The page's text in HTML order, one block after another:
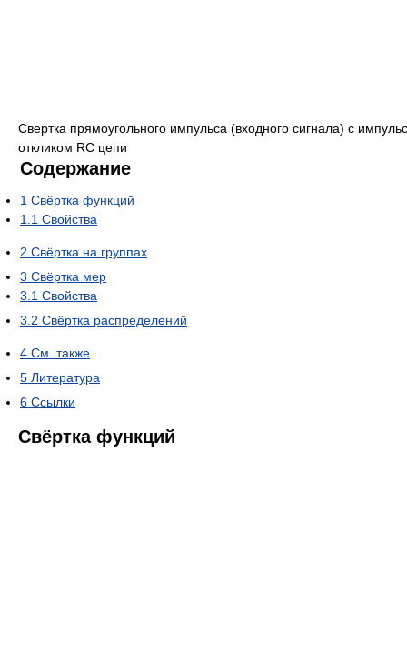
Свертка прямоугольного импульса (входного сигнала) с
откликом RC цепи
Содержание
1 Свёртка функций
1.1 Свойства
2 Свёртка на группах
3 Свёртка мер
3.1 Свойства
3.2 Свёртка распределений
4 См. также
5 Литература
6 Ссылки
Свёртка функций